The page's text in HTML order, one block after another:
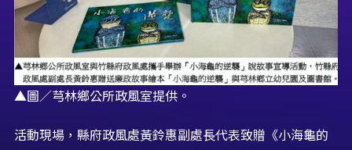
▲圖／芎林鄉公所政風室提供。
活動現場，縣府政風處黃鈴惠副處長代表致贈《小海龜的